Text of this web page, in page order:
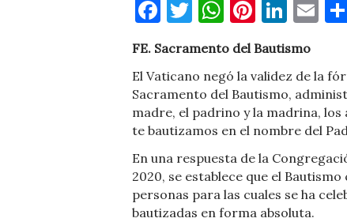
Facebook
Twitter
WhatsApp
Pinterest
FE. Sacramento del Bautismo
El Vaticano negó la validez de la
Sacramento del Bautismo,
madre, el padrino y la madrina, los
te bautizamos en el nombre del
En una respuesta de la
2020, se establece que el
personas para las cuales se ha
bautizadas en forma absoluta.